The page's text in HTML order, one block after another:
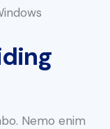
Nemo enim